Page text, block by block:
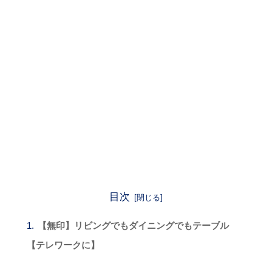
目次
【無印】リビングでもダイニングでもテーブル
【テレワークに】